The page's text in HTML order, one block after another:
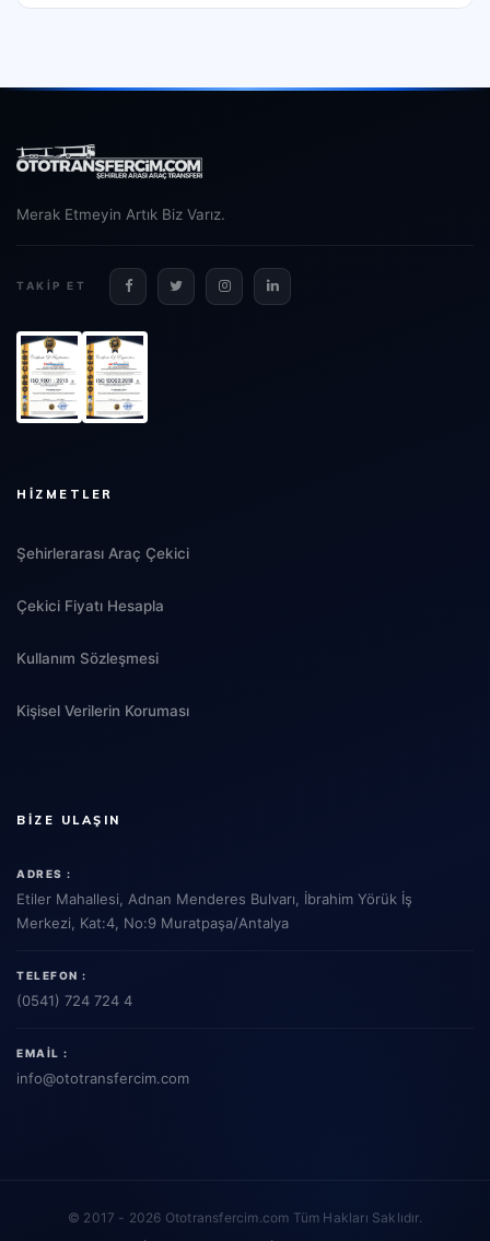
Merak Etmeyin Artık Biz Varız.
TAKIP ET
HIZMETLER
Şehirlerarası Araç Çekici
Çekici Fiyatı Hesapla
Kullanım Sözleşmesi
Kişisel Verilerin Koruması
BIZE ULAŞIN
ADRES :
Etiler Mahallesi, Adnan Menderes Bulvarı, İbrahim Yörük İş
Merkezi, Kat:4, No:9 Muratpaşa/Antalya
TELEFON :
(0541) 724 724 4
EMAIL :
info@ototransfercim.com
© 2017 - 2026 Ototransfercim.com Tüm Hakları Saklıdır.